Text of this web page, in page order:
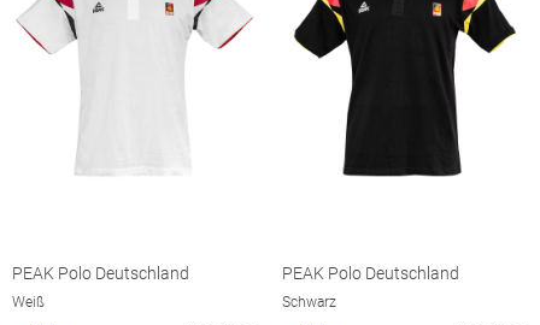
PEAK Polo Deutschland
Weiß
PEAK Polo Deutschland
Schwarz